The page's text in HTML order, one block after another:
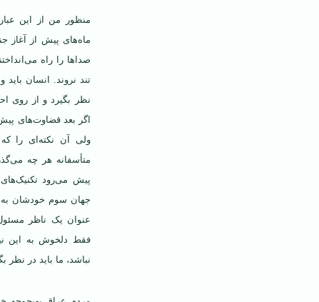
منظور من از این
ماه‌های پیش از آغاز
صداها را راه
تند نروند. انسان
نظر بگیرد و از روی
اگر بعد قضاوت‌های
ولی آن نکته‌ای را که
متأسفانه هر چه
پیش می‌رود
جهان سوم خودشان به
عنوان یک ناظر
فقط دلخوش به این
نباشد، ما باید در نظر